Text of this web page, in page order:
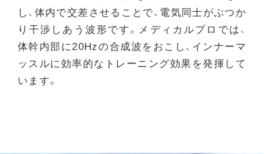
し、体内で交差させることで、電気同士がぶつか
り干渉しあう波形です。 メディカルプロでは、
体幹内部に20Hzの合成波をおこし、インナーマ
ッスルに効率的なトレーニング効果を発揮して
います。